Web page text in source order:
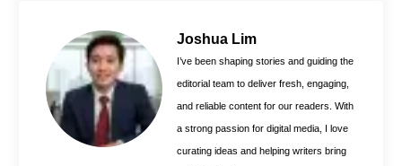
k
r
e
s
t
A
p
Joshua Lim
I’ve been shaping stories and guiding the
editorial team to deliver fresh, engaging,
and reliable content for our readers. With
a strong passion for digital media, I love
curating ideas and helping writers bring